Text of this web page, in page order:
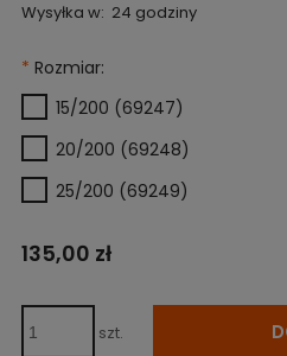
Wysyłka w: 24 godziny
* Rozmiar:
15/200 (69247)
20/200 (69248)
25/200 (69249)
135,00 zł
szt.